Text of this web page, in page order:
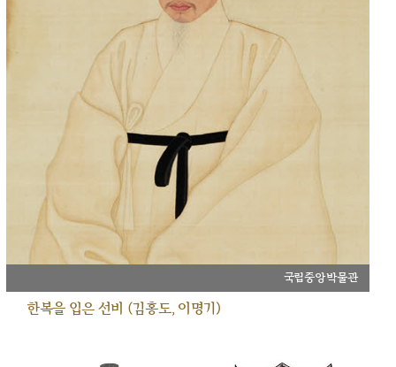
국립중앙박물관
한복을 입은 선비 (김홍도, 이명기)